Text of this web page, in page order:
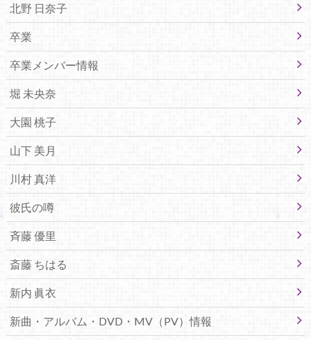
北野 日奈子
卒業
卒業メンバー情報
堀 未央奈
大園 桃子
山下 美月
川村 真洋
彼氏の噂
斉藤 優里
斎藤 ちはる
新内 眞衣
新曲・アルバム・DVD・MV（PV）情報